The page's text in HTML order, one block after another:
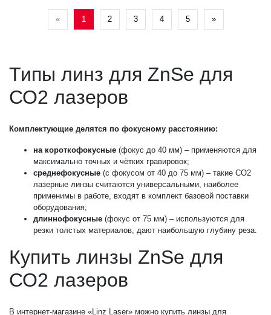
« 1 2 3 4 5 »
Типы линз для ZnSe для
СО2 лазеров
Комплектующие делятся по фокусному расстоянию:
на короткофокусные (фокус до 40 мм) – применяются для
максимально точных и чётких гравировок;
среднефокусные (с фокусом от 40 до 75 мм) – такие СО2
лазерные линзы считаются универсальными, наиболее
применимы в работе, входят в комплект базовой поставки
оборудования;
длиннофокусные (фокус от 75 мм) – используются для
резки толстых материалов, дают наибольшую глубину реза.
Купить линзы ZnSe для
СО2 лазеров
В интернет-магазине «Linz Laser» можно купить линзы для